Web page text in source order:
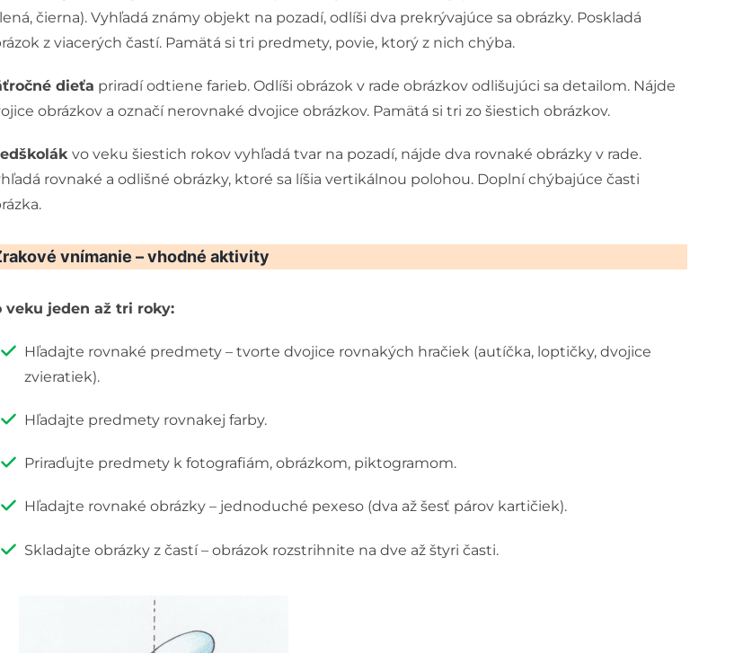
čierna). Vyhľadá známy objekt na pozadí, odlíši dva prekrývajúce sa obrázky. Poskladá
z viacerých častí. Pamätá si tri predmety, povie, ktorý z nich chýba.
dieťa priradí odtiene farieb. Odlíši obrázok v rade obrázkov odlišujúci sa detailom. Nájde
obrázkov a označí nerovnaké dvojice obrázkov. Pamätá si tri zo šiestich obrázkov.
vo veku šiestich rokov vyhľadá tvar na pozadí, nájde dva rovnaké obrázky v rade.
rovnaké a odlišné obrázky, ktoré sa líšia vertikálnou polohou. Doplní chýbajúce časti
vnímanie – vhodné aktivity
veku jeden až tri roky:
Hľadajte rovnaké predmety – tvorte dvojice rovnakých hračiek (autíčka, loptičky, dvojice
zvieratiek).
Hľadajte predmety rovnakej farby.
Priraďujte predmety k fotografiám, obrázkom, piktogramom.
Hľadajte rovnaké obrázky – jednoduché pexeso (dva až šesť párov kartičiek).
Skladajte obrázky z častí – obrázok rozstrihnite na dve až štyri časti.